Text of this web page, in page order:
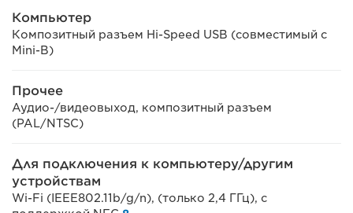
Компьютер
Композитный разъем Hi-Speed USB (совместимый с
Mini-B)
Прочее
Аудио-/видеовыход, композитный разъем
(PAL/NTSC)
Для подключения к компьютеру/другим
устройствам
Wi-Fi (IEEE802.11b/g/n), (только 2,4 ГГц), с